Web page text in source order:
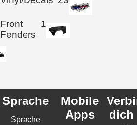
Front
Fenders
1
Sprache
Sprache
Mobile
Apps
dich